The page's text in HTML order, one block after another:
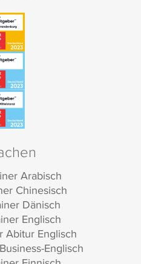
Arabisch
Chinesisch
Dänisch
Englisch
Abitur Englisch
Englisch